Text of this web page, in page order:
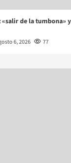
«salir de la
6, 2026 77